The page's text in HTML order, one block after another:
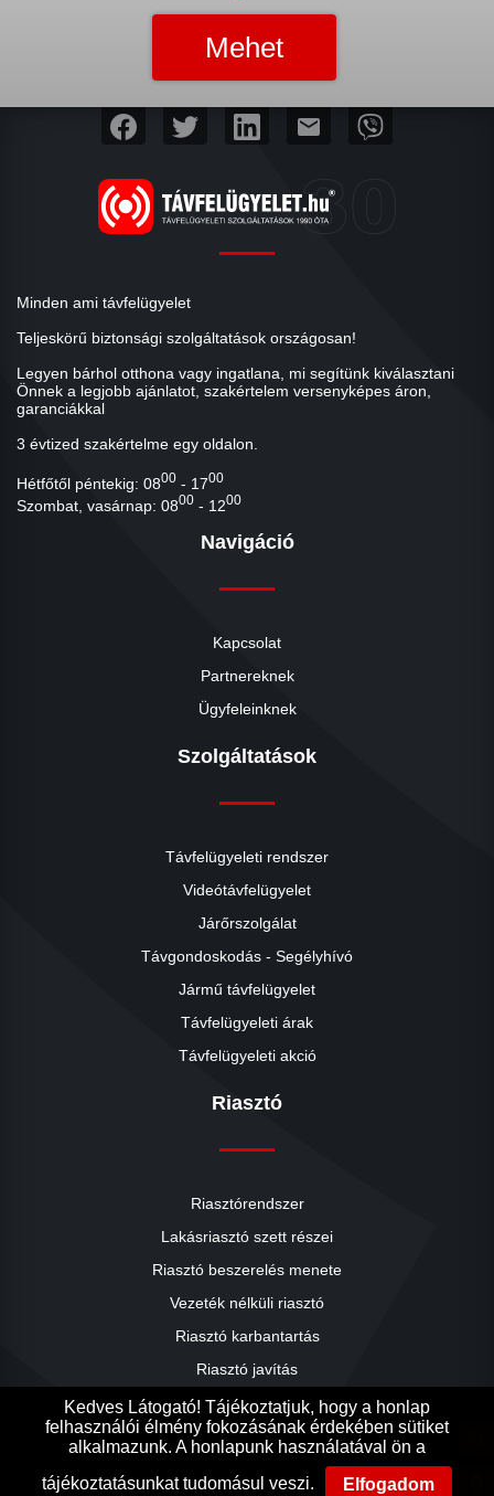
mail
Minden ami távfelügyelet
Teljeskörű biztonsági szolgáltatások országosan!
Legyen bárhol otthona vagy ingatlana, mi segítünk kiválasztani
Önnek a legjobb ajánlatot, szakértelem versenyképes áron,
garanciákkal
3 évtized szakértelme egy oldalon.
Hétfőtől péntekig: 0800 - 1700
Szombat, vasárnap: 0800 - 1200
Navigáció
Kapcsolat
Partnereknek
Ügyfeleinknek
Szolgáltatások
Távfelügyeleti rendszer
Videótávfelügyelet
Járőrszolgálat
Távgondoskodás - Segélyhívó
Jármű távfelügyelet
Távfelügyeleti árak
Távfelügyeleti akció
Riasztó
Riasztórendszer
Lakásriasztó szett részei
Riasztó beszerelés menete
Vezeték nélküli riasztó
Riasztó karbantartás
Riasztó javítás
Riasztók árai
Riasztó akció
Kedves Látogató! Tájékoztatjuk, hogy a honlap
felhasználói élmény fokozásának érdekében sütiket
alkalmazunk. A honlapunk használatával ön a
tájékoztatásunkat tudomásul veszi.
Elfogadom